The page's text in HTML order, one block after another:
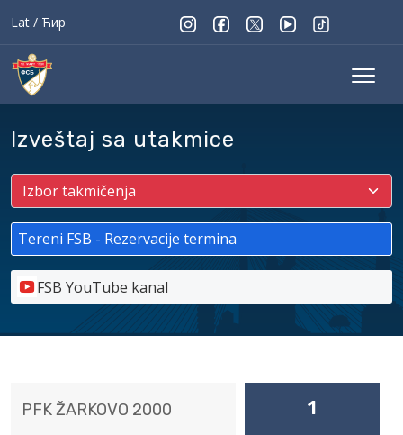
Lat / Ћир
Izveštaj sa utakmice
Tereni FSB - Rezervacije termina
FSB YouTube kanal
PFK ŽARKOVO 2000 1